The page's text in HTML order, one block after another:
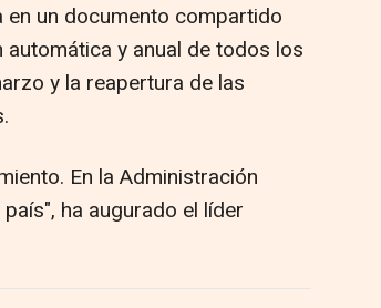
un documento compartido
y anual de todos los
y la reapertura de las
En la Administración
ha augurado el líder